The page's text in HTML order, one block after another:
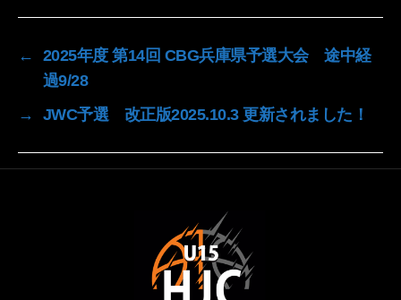
←
2025年度 第14回 CBG兵庫県予選大会 途中経
過9/28
→
JWC予選 改正版2025.10.3 更新されました！